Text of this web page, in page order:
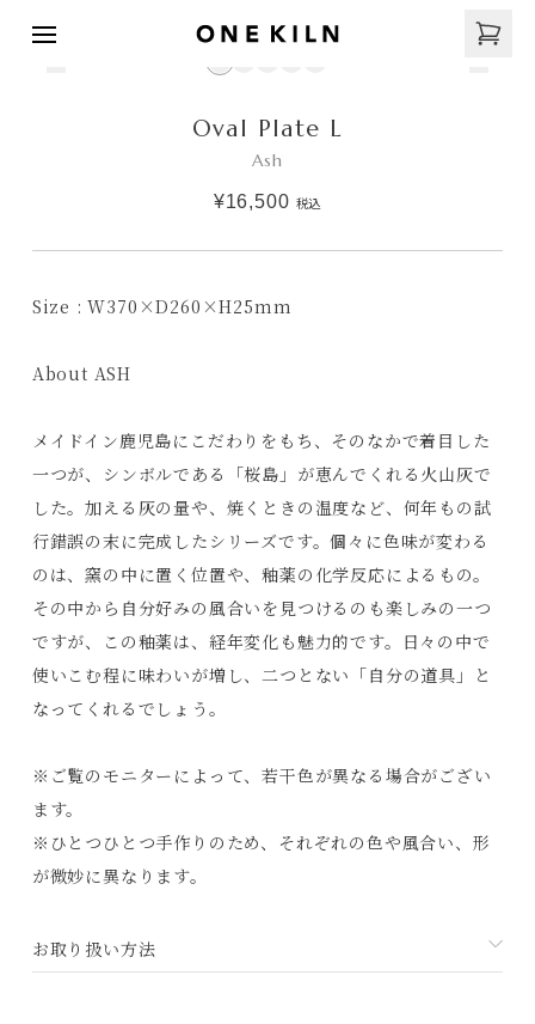
Journals
利用規約
Oval Plate L
Ash
¥16,500 税込
Size : W370×D260×H25mm
About ASH
メイドイン鹿児島にこだわりをもち、そのなかで着目した
一つが、シンボルである「桜島」が恵んでくれる火山灰で
した。加える灰の量や、焼くときの温度など、何年もの試
行錯誤の末に完成したシリーズです。個々に色味が変わる
のは、窯の中に置く位置や、釉薬の化学反応によるもの。
その中から自分好みの風合いを見つけるのも楽しみの一つ
ですが、この釉薬は、経年変化も魅力的です。日々の中で
使いこむ程に味わいが増し、二つとない「自分の道具」と
なってくれるでしょう。
※ご覧のモニターによって、若干色が異なる場合がござい
ます。
※ひとつひとつ手作りのため、それぞれの色や風合い、形
が微妙に異なります。
お取り扱い方法